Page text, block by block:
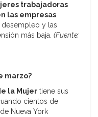
trabajadoras
las empresas.
desempleo y las
más baja. (Fuente:
marzo?
la Mujer tiene sus
cientos de
Nueva York